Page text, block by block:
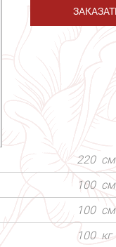
220 см
100 см
100 см
100 кг